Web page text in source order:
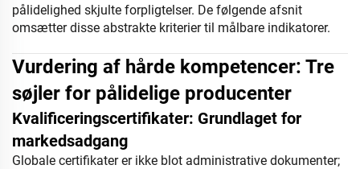
pålidelighed skjulte forpligtelser. De følgende afsnit
omsætter disse abstrakte kriterier til målbare indikatorer.
Vurdering af hårde kompetencer: Tre
søjler for pålidelige producenter
Kvalificeringscertifikater: Grundlaget for
markedsadgang
Globale certifikater er ikke blot administrative dokumenter;